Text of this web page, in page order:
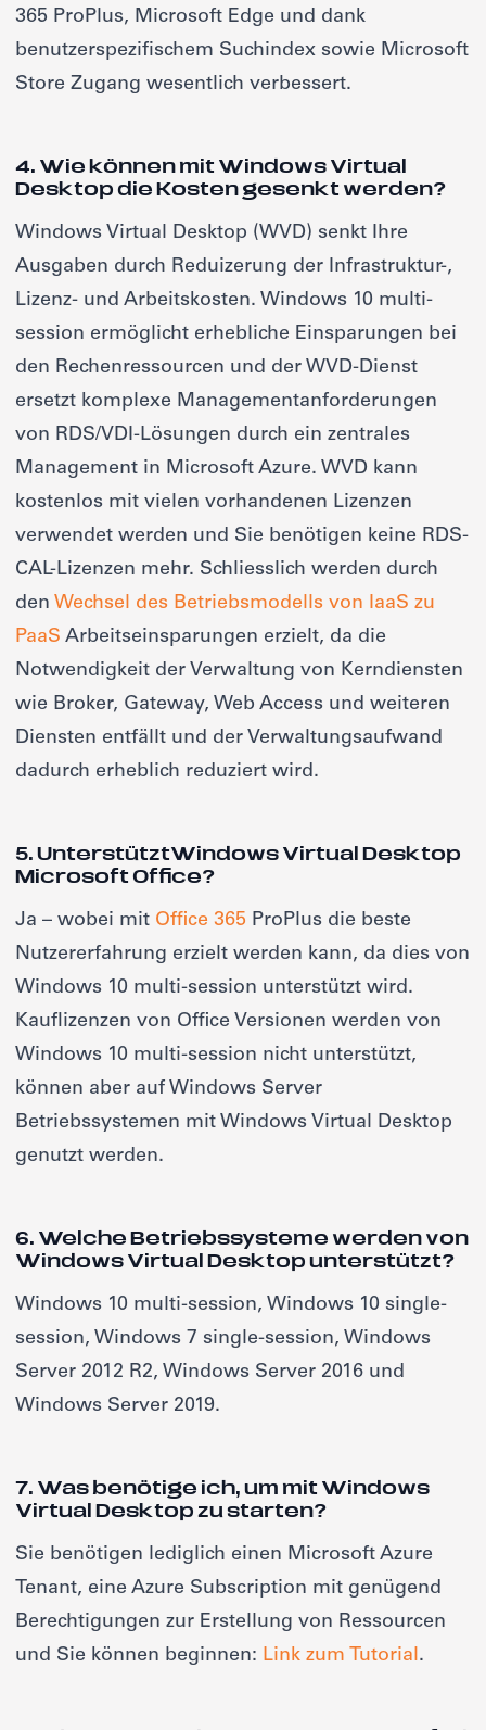
365 ProPlus, Microsoft Edge und dank
benutzerspezifischem Suchindex sowie Microsoft
Store Zugang wesentlich verbessert.
4. Wie können mit Windows Virtual
Desktop die Kosten gesenkt werden?
Windows Virtual Desktop (WVD) senkt Ihre
Ausgaben durch Reduizerung der Infrastruktur-,
Lizenz- und Arbeitskosten. Windows 10 multi-
session ermöglicht erhebliche Einsparungen bei
den Rechenressourcen und der WVD-Dienst
ersetzt komplexe Managementanforderungen
von RDS/VDI-Lösungen durch ein zentrales
Management in Microsoft Azure. WVD kann
kostenlos mit vielen vorhandenen Lizenzen
verwendet werden und Sie benötigen keine RDS-
CAL-Lizenzen mehr. Schliesslich werden durch
den Wechsel des Betriebsmodells von IaaS zu
PaaS Arbeitseinsparungen erzielt, da die
Notwendigkeit der Verwaltung von Kerndiensten
wie Broker, Gateway, Web Access und weiteren
Diensten entfällt und der Verwaltungsaufwand
dadurch erheblich reduziert wird.
5. UnterstütztWindows Virtual Desktop
Microsoft Office?
Ja – wobei mit Office 365 ProPlus die beste
Nutzererfahrung erzielt werden kann, da dies von
Windows 10 multi-session unterstützt wird.
Kauflizenzen von Office Versionen werden von
Windows 10 multi-session nicht unterstützt,
können aber auf Windows Server
Betriebssystemen mit Windows Virtual Desktop
genutzt werden.
6. Welche Betriebssysteme werden von
Windows Virtual Desktop unterstützt?
Windows 10 multi-session, Windows 10 single-
session, Windows 7 single-session, Windows
Server 2012 R2, Windows Server 2016 und
Windows Server 2019.
7. Was benötige ich, um mit Windows
Virtual Desktop zu starten?
Sie benötigen lediglich einen Microsoft Azure
Tenant, eine Azure Subscription mit genügend
Berechtigungen zur Erstellung von Ressourcen
und Sie können beginnen: Link zum Tutorial.